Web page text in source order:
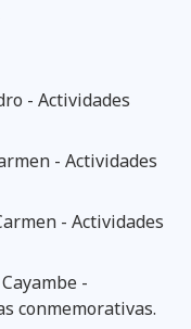
- Actividades
- Actividades
- Actividades
-
conmemorativas.